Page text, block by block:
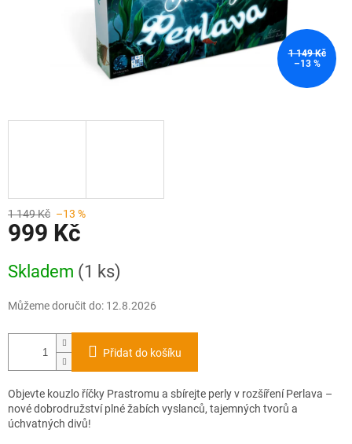
1 149 Kč
–13 %
1 149 Kč –13 %
999 Kč
cena:
Skladem (1 ks)
Můžeme doručit do: 12.8.2026
Přidat do košíku
Objevte kouzlo říčky Prastromu a sbírejte perly v rozšíření Perlava –
nové dobrodružství plné žabích vyslanců, tajemných tvorů a
úchvatných divů!